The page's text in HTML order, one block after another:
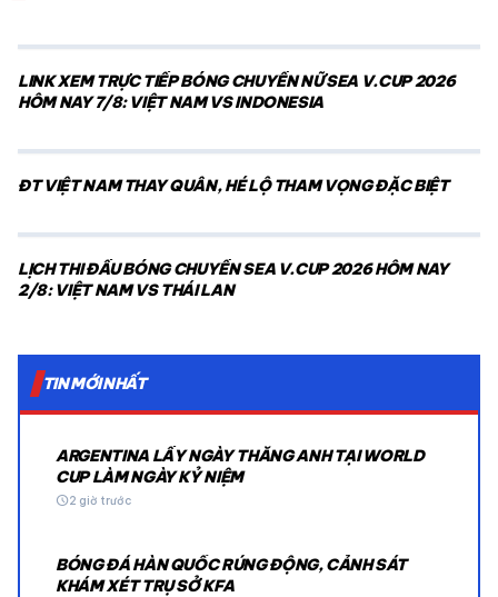
LINK XEM TRỰC TIẾP BÓNG CHUYỀN NỮ SEA V.CUP 2026
HÔM NAY 7/8: VIỆT NAM VS INDONESIA
ĐT VIỆT NAM THAY QUÂN, HÉ LỘ THAM VỌNG ĐẶC BIỆT
LỊCH THI ĐẤU BÓNG CHUYỀN SEA V.CUP 2026 HÔM NAY
2/8: VIỆT NAM VS THÁI LAN
TIN MỚI NHẤT
ARGENTINA LẤY NGÀY THẮNG ANH TẠI WORLD
CUP LÀM NGÀY KỶ NIỆM
schedule2 giờ trước
BÓNG ĐÁ HÀN QUỐC RÚNG ĐỘNG, CẢNH SÁT
KHÁM XÉT TRỤ SỞ KFA